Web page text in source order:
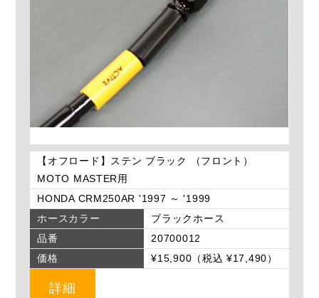
【オフロード】ステン ブラック （フロント）
MOTO MASTER用
HONDA CRM250AR '1997 ～ '1999
ホースカラー
ブラックホース
品番
20700012
価格
¥15,900（税込 ¥17,490）
詳細